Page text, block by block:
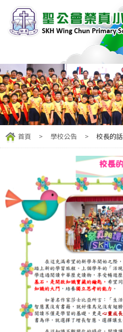
首頁 > 學校公告 > 校長的話